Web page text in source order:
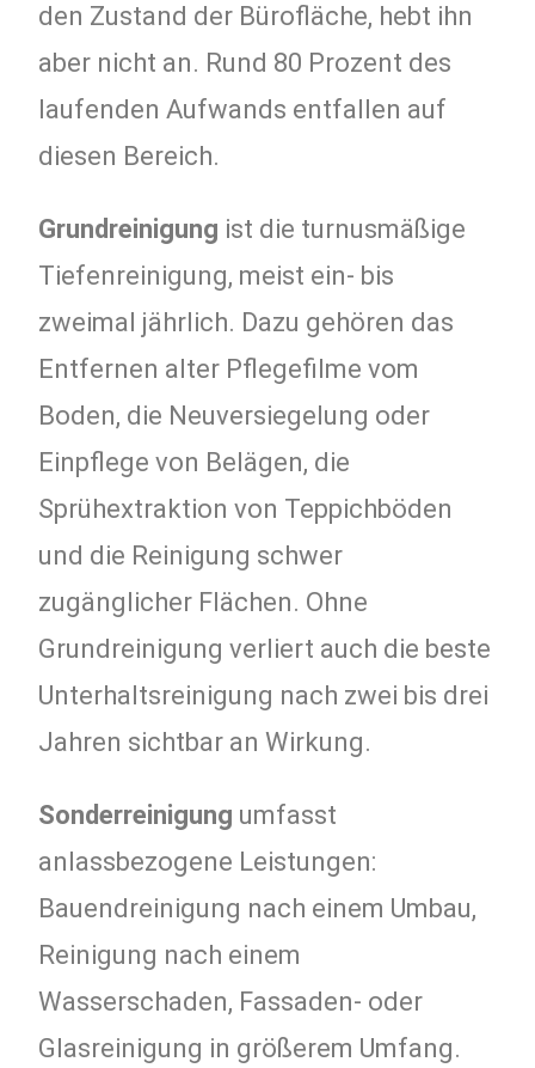
den Zustand der Bürofläche, hebt ihn
aber nicht an. Rund 80 Prozent des
laufenden Aufwands entfallen auf
diesen Bereich.
Grundreinigung ist die turnusmäßige
Tiefenreinigung, meist ein- bis
zweimal jährlich. Dazu gehören das
Entfernen alter Pflegefilme vom
Boden, die Neuversiegelung oder
Einpflege von Belägen, die
Sprühextraktion von Teppichböden
und die Reinigung schwer
zugänglicher Flächen. Ohne
Grundreinigung verliert auch die beste
Unterhaltsreinigung nach zwei bis drei
Jahren sichtbar an Wirkung.
Sonderreinigung umfasst
anlassbezogene Leistungen:
Bauendreinigung nach einem Umbau,
Reinigung nach einem
Wasserschaden, Fassaden- oder
Glasreinigung in größerem Umfang.